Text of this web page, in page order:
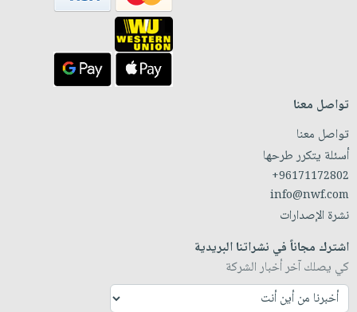
تواصل معنا
تواصل معنا
أسئلة يتكرر طرحها
+96171172802
info@nwf.com
نشرة الإصدارات
اشترك مجاناً في نشراتنا البريدية
كي يصلك آخر أخبار الشركة